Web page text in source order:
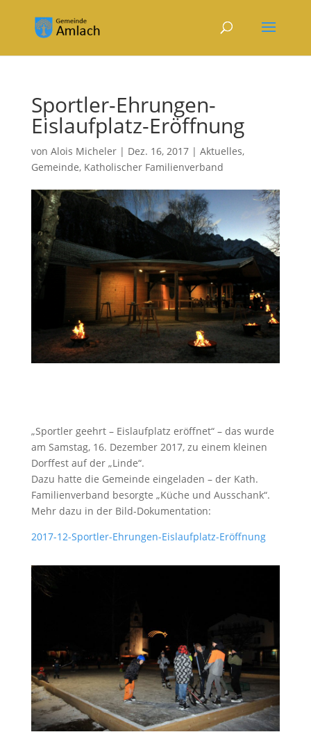
Sportler-Ehrungen-
Eislaufplatz-Eröffnung
von Alois Micheler| Dez. 16, 2017| Aktuelles,
Gemeinde, Katholischer Familienverband
„Sportler geehrt – Eislaufplatz eröffnet“ – das wurde
am Samstag, 16. Dezember 2017, zu einem kleinen
Dorffest auf der „Linde“.
Dazu hatte die Gemeinde eingeladen – der Kath.
Familienverband besorgte „Küche und Ausschank“.
Mehr dazu in der Bild-Dokumentation:
2017-12-Sportler-Ehrungen-Eislaufplatz-Eröffnung